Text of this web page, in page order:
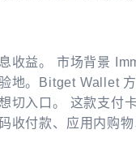
收益。 市场背景
地。Bitget Wallet
切入口。 这款支付
收付款、应用内购